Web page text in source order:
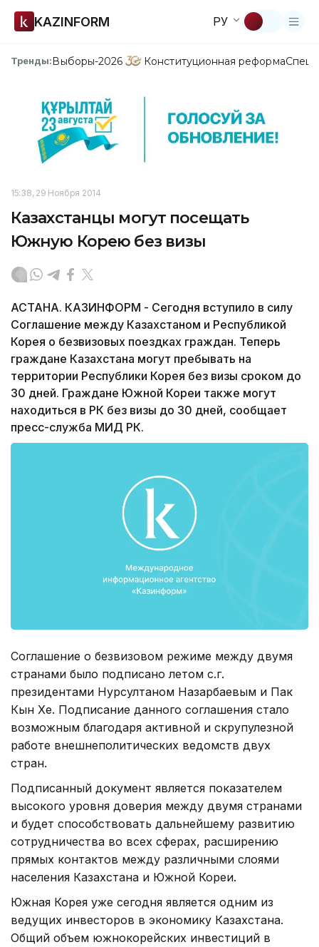
KAZINFORM РУ
Тренды:Выборы-2026 Конституционная реформа
15:38, 29 Ноября 2014
Казахстанцы могут посещать
Южную Корею без визы
АСТАНА. КАЗИНФОРМ - Сегодня вступило в силу
Соглашение между Казахстаном и Республикой
Корея о безвизовых поездках граждан. Теперь
граждане Казахстана могут пребывать на
территории Республики Корея без визы сроком до
30 дней. Граждане Южной Кореи также могут
находиться в РК без визы до 30 дней, сообщает
пресс-служба МИД РК.
Соглашение о безвизовом режиме между двумя
странами было подписано летом с.г.
президентами Нурсултаном Назарбаевым и Пак
Кын Хе. Подписание данного соглашения стало
возможным благодаря активной и скрупулезной
работе внешнеполитических ведомств двух
стран.
Подписанный документ является показателем
высокого уровня доверия между двумя странами
и будет способствовать дальнейшему развитию
сотрудничества во всех сферах, расширению
прямых контактов между различными слоями
населения Казахстана и Южной Кореи.
Южная Корея уже сегодня является одним из
ведущих инвесторов в экономику Казахстана.
Общий объем южнокорейских инвестиций в